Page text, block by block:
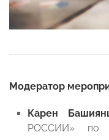
Модератор
Карен
РОССИИ» по